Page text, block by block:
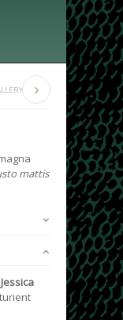
mattis
Jessica